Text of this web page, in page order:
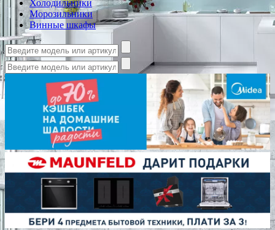
Холодильники
Морозильники
Винные шкафы